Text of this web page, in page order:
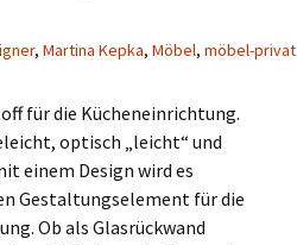
, Martina Kepka, Möbel, möbel-privat
für die Kücheneinrichtung.
optisch „leicht“ und
einem Design wird es
Gestaltungselement für die
Ob als Glasrückwand